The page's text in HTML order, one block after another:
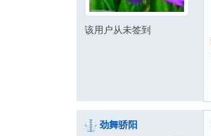
该用户从未签到
劲舞骄阳